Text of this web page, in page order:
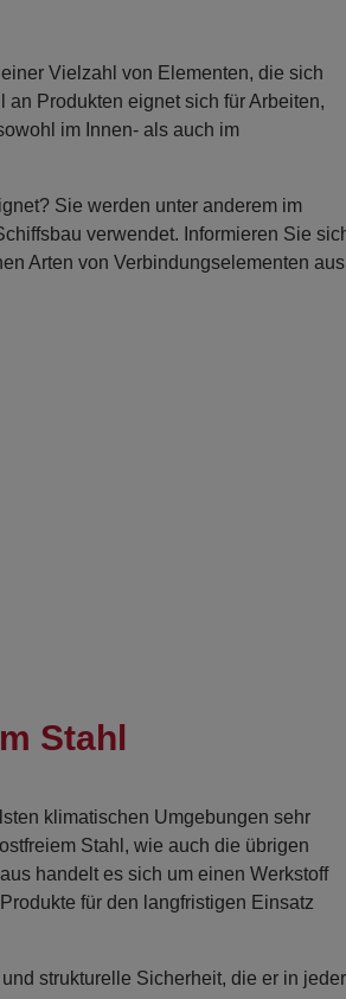
Vielzahl von Elementen, die sich
Produkten eignet sich für Arbeiten,
im Innen- als auch im
Sie werden unter anderem im
verwendet. Informieren Sie
Arten von Verbindungselementen aus
Stahl
klimatischen Umgebungen sehr
Stahl, wie auch die übrigen
handelt es sich um einen Werkstoff
für den langfristigen Einsatz
strukturelle Sicherheit, die er in jeder